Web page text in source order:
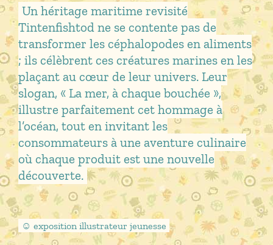
Un héritage maritime revisité
Tintenfishtod ne se contente pas de
transformer les céphalopodes en aliments
; ils célèbrent ces créatures marines en les
plaçant au cœur de leur univers. Leur
slogan, « La mer, à chaque bouchée »,
illustre parfaitement cet hommage à
l’océan, tout en invitant les
consommateurs à une aventure culinaire
où chaque produit est une nouvelle
découverte.
☺︎ exposition illustrateur jeunesse